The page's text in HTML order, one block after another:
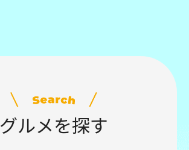
グルメを探す